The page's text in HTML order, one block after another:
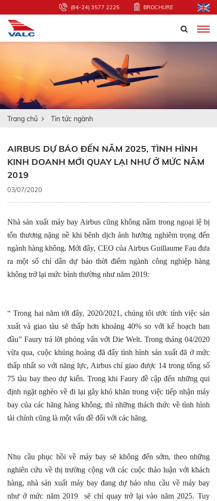
(84-24) 3577 2225 BROCHURE
Trang chủ Tin tức ngành
AIRBUS DỰ BÁO ĐẾN NĂM 2025, TÌNH HÌNH
KINH DOANH MỚI QUAY LẠI NHƯ Ở MỨC NĂM
2019
03/07/2020
Nhà sản xuất máy bay Airbus cũng không nằm trong ngoại lệ bị
tổn thương nặng nề khi bênh dịch ảnh hưởng nghiêm trọng đến
ngành hàng không. Mới đây, CEO của Airbus Guillaume Fau đưa
ra một số chỉ dẫn dự báo thời điểm ngành công nghiệp hàng
không trở lại mức bình thường như năm 2019:
“ Trong hai năm tới đây, 2020/2021, chúng tôi ước tính việc sản
xuất và giao tàu sẽ thấp hơn khoảng 40% so với kế hoạch ban
đầu” Faury trả lời phỏng vấn với Die Welt. Trong tháng 04/2020
vừa qua, cuộc khủng hoảng đã đẩy tình hình sản xuất đã ở mức
thấp nhất so với năng lực, Airbus chỉ giao được 14 trong tổng số
75 tàu bay theo dự kiến. Trong khi Faury đề cập đến những qui
định ngặt nghèo về đi lại gây khó khăn trong việc tiếp nhận máy
bay của các hãng hàng không, thì những thách thức về tình hình
tài chính cũng là một vấn đề đối với các hãng.
Nhu cầu phục hồi về máy bay sẽ không đến sớm, theo những
nghiên cứu về thị trường cộng với các cuộc thảo luận với khách
hàng, nhà sản xuất máy bay đang dự báo nhu cầu về máy bay
như ở mức năm 2019
sẽ chỉ quay trở lại vào năm 2025. Tuy